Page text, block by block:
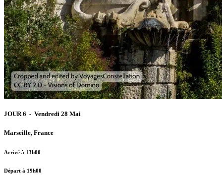
JOUR 6 - Vendredi 28 Mai
Marseille, France
Arrivé à 13h00
Départ à 19h00